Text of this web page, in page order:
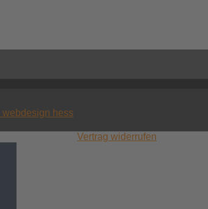
webdesign hess
Vertrag widerrufen